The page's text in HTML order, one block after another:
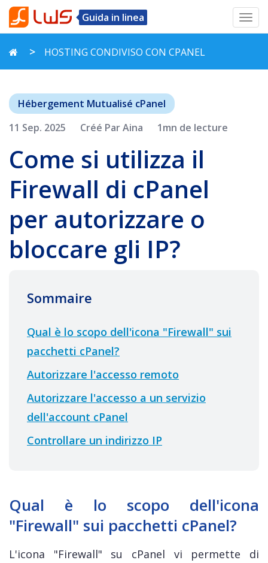
Guida in linea
HOSTING CONDIVISO CON CPANEL
Hébergement Mutualisé cPanel
11 Sep. 2025
Créé Par Aina 1mn de lecture
Come si utilizza il
Firewall di cPanel
per autorizzare o
bloccare gli IP?
Sommaire
Qual è lo scopo dell'icona "Firewall" sui
pacchetti cPanel?
Autorizzare l'accesso remoto
Autorizzare l'accesso a un servizio
dell'account cPanel
Controllare un indirizzo IP
Qual è lo scopo dell'icona
"Firewall" sui pacchetti cPanel?
L'icona "Firewall" su cPanel vi permette di